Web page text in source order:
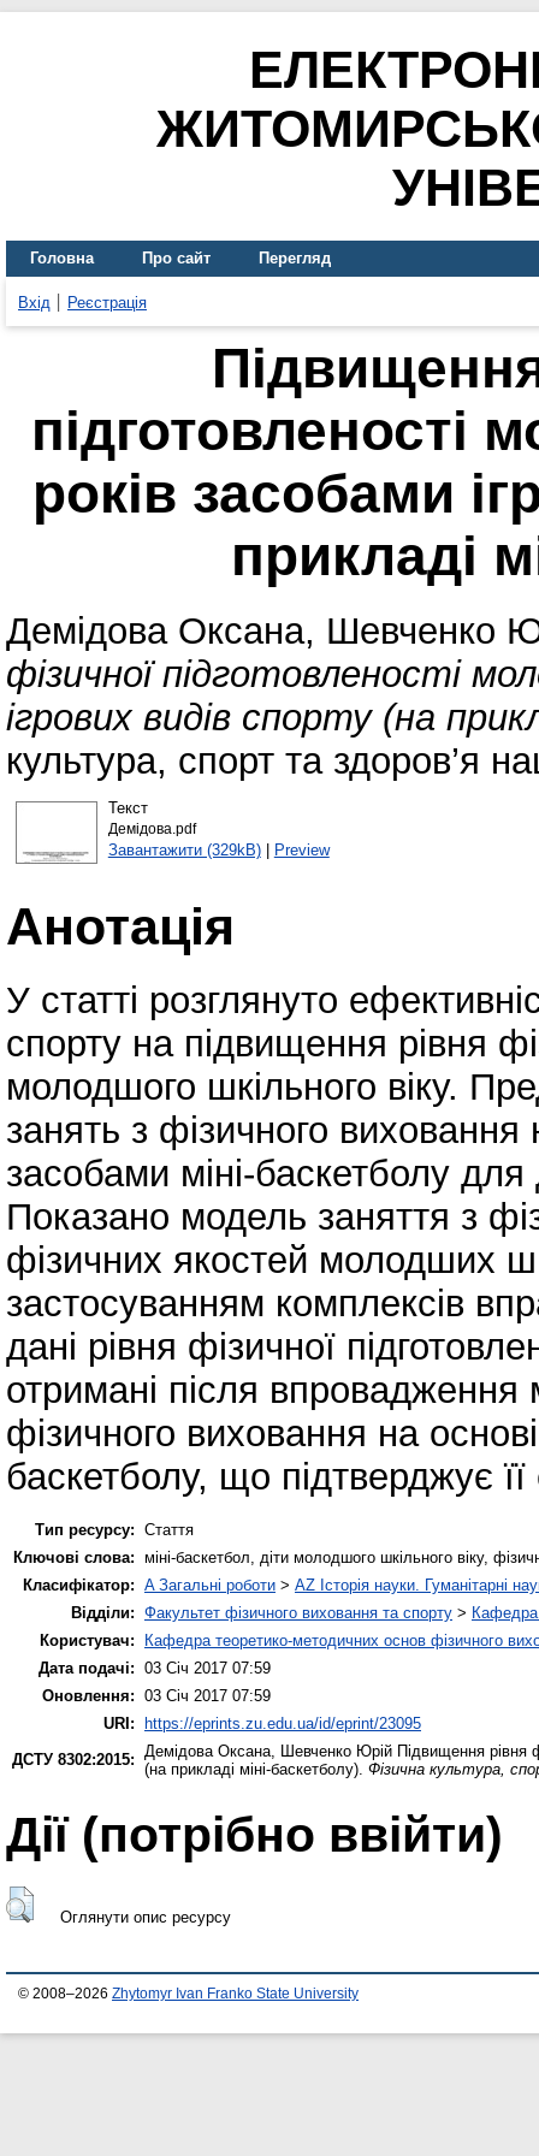
Головна Про сайт Перегляд
Вхід Реєстрація
підготовленості
років засобами
прикладі
Демідова Оксана, Шевченко
фізичної підготовленості
ігрових видів спорту (на
культура, спорт та здоров’я
Текст
Демідова.pdf
Завантажити (329kB)| Preview
Анотація
У статті розглянуто
спорту на підвищення рівня
молодшого шкільного віку.
занять з фізичного виховання
засобами міні-баскетболу для
Показано модель заняття з
фізичних якостей молодших
застосуванням комплексів
дані рівня фізичної
отримані після
фізичного виховання на
баскетболу, що підтверджує
Тип ресурсу: Стаття
Ключові слова: міні-баскетбол, діти молодшого шкільного віку,
Класифікатор: A Загальні роботи > AZ Історія науки. Гуманітарні
Відділи: Факультет фізичного виховання та спорту > Кафедра
Користувач:
Кафедра теоретико-методичних основ фізичного
Дата подачі: 03 Січ 2017 07:59
Оновлення: 03 Січ 2017 07:59
URI: https://eprints.zu.edu.ua/id/eprint/23095
ДСТУ 8302:2015:
Демідова Оксана Шевченко Юрій Підвищення рівня
(на прикладі міні-баскетболу). Фізична культура,
Дії ​​(потрібно ввійти)
Оглянути опис ресурсу
© 2008–2026 Zhytomyr Ivan Franko State University